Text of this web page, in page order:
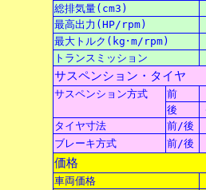
総排気量(cm3)
最高出力 (HP/rpm)
最大 トルク(kg･m/rpm)
トランスミッション
サスペンション・タイヤ
サスペンション方式
前
後
タイヤ寸法
前/後
ブレーキ方式
前/後
価格
車両価格